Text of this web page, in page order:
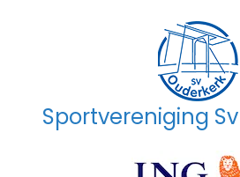
Sportvereniging